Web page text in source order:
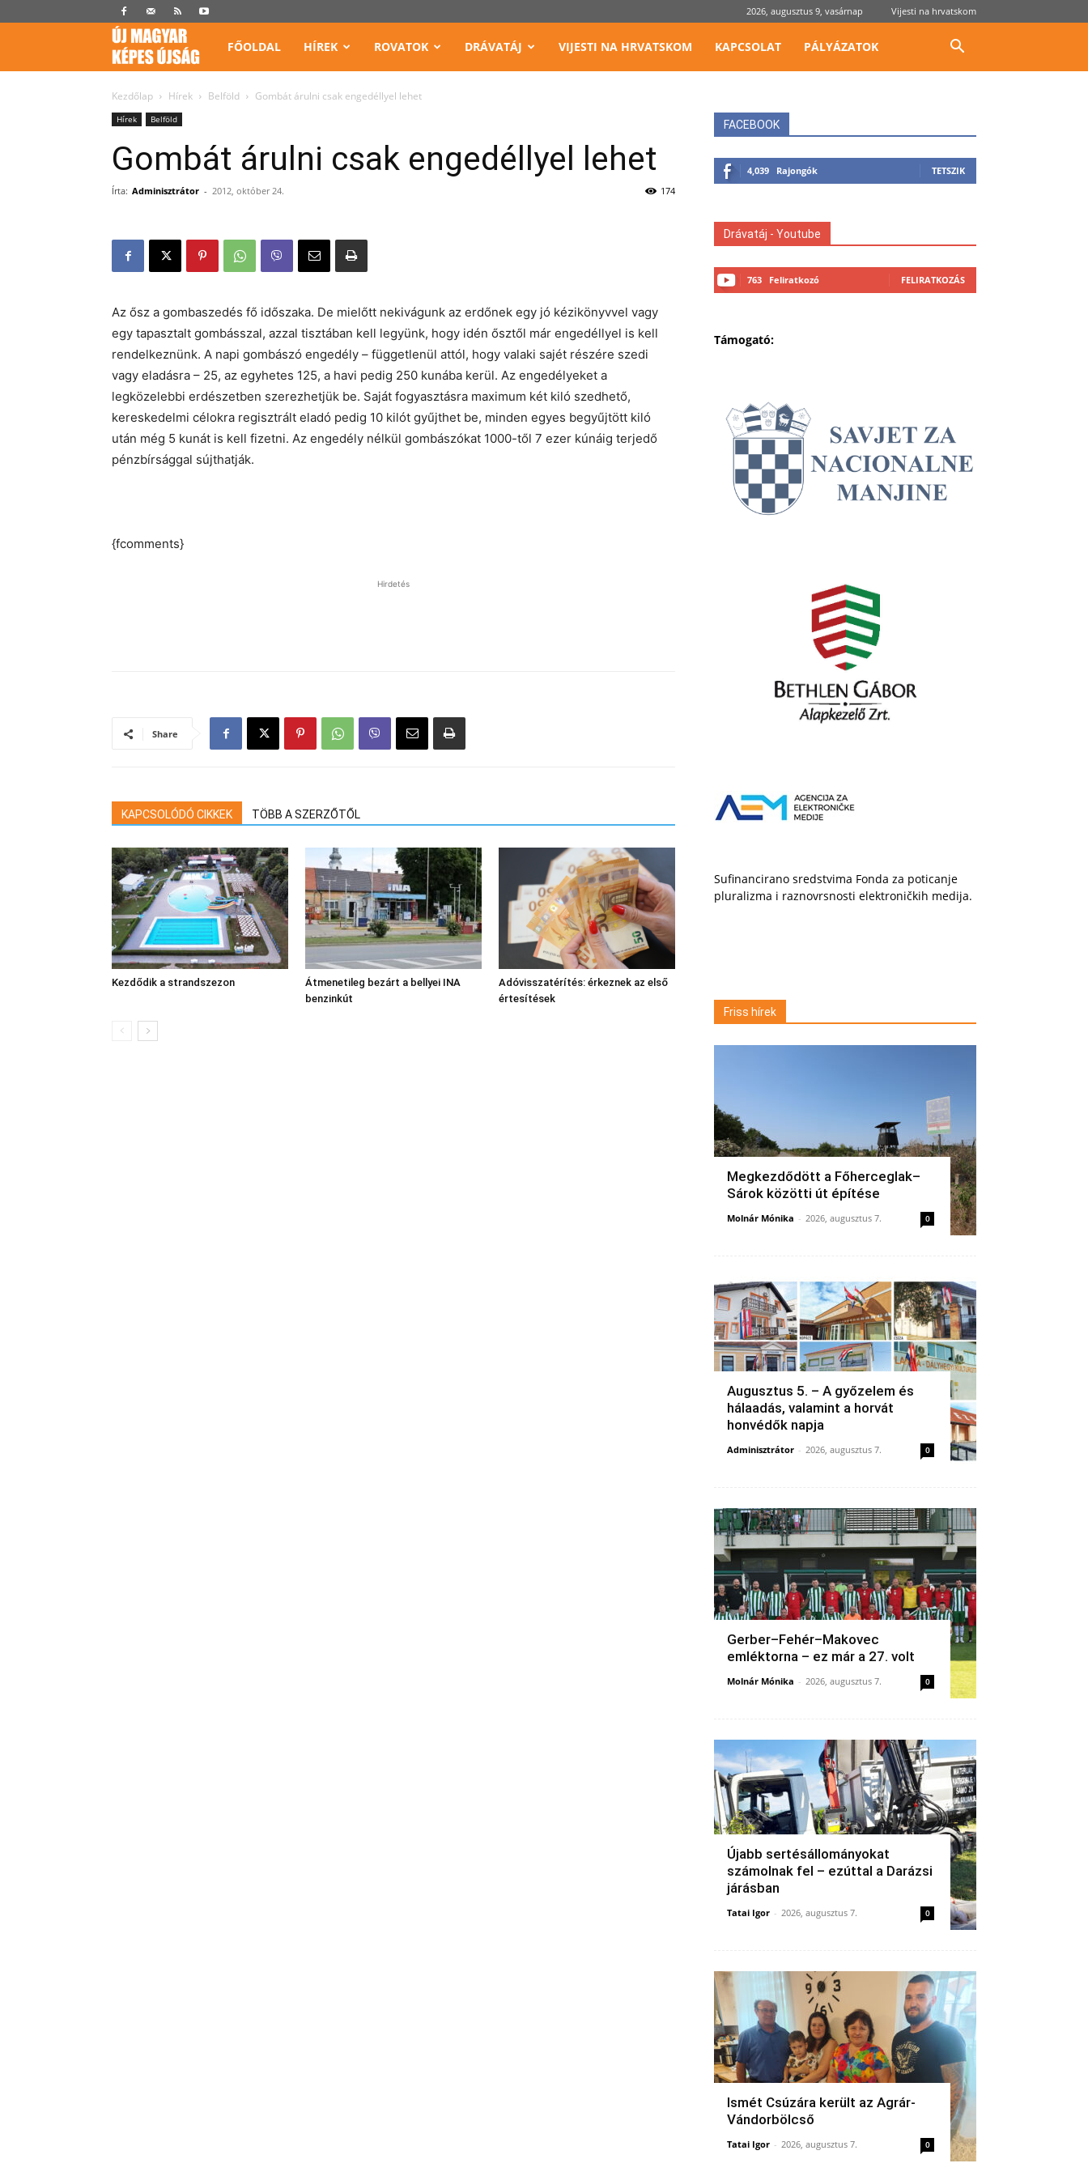
2026, augusztus 9, vasárnap Vijesti na hrvatskom
Képes
Újság
FŐOLDAL HÍREK ROVATOK DRÁVATÁJ VIJESTI NA HRVATSKOM KAPCSOLAT PÁLYÁZATOK
Kezdőlap Hírek Belföld Gombát árulni csak engedéllyel lehet
Hírek Belföld
Gombát árulni csak engedéllyel lehet
Írta: Adminisztrátor - 2012, október 24. 174
Az ősz a gombaszedés fő időszaka. De mielőtt nekivágunk az erdőnek egy jó kézikönyvvel vagy
egy tapasztalt gombásszal, azzal tisztában kell legyünk, hogy idén ősztől már engedéllyel is kell
rendelkeznünk. A napi gombászó engedély – függetlenül attól, hogy valaki sajét részére szedi
vagy eladásra – 25, az egyhetes 125, a havi pedig 250 kunába kerül. Az engedélyeket a
legközelebbi erdészetben szerezhetjük be. Saját fogyasztásra maximum két kiló szedhető,
kereskedelmi célokra regisztrált eladó pedig 10 kilót gyűjthet be, minden egyes begyűjtött kiló
után még 5 kunát is kell fizetni. Az engedély nélkül gombászókat 1000-től 7 ezer kúnáig terjedő
pénzbírsággal sújthatják.
{fcomments}
Hirdetés
Share
KAPCSOLÓDÓ CIKKEK TÖBB A SZERZŐTŐL
Kezdődik a strandszezon
Átmenetileg bezárt a bellyei INA
benzinkút
Adóvisszatérítés: érkeznek az első
értesítések
FACEBOOK
4,039 Rajongók TETSZIK
Drávatáj - Youtube
763 Feliratkozó FELIRATKOZÁS
Támogató:
Sufinancirano sredstvima Fonda za poticanje
pluralizma i raznovrsnosti elektroničkih medija.
Friss hírek
Megkezdődött a Főherceglak–
Sárok közötti út építése
Molnár Mónika - 2026, augusztus 7. 0
Augusztus 5. – A győzelem és
hálaadás, valamint a horvát
honvédők napja
Adminisztrátor - 2026, augusztus 7. 0
Gerber–Fehér–Makovec
emléktorna – ez már a 27. volt
Molnár Mónika - 2026, augusztus 7. 0
Újabb sertésállományokat
számolnak fel – ezúttal a Darázsi
járásban
Tatai Igor - 2026, augusztus 7. 0
Ismét Csúzára került az Agrár-
Vándorbölcső
Tatai Igor - 2026, augusztus 7. 0